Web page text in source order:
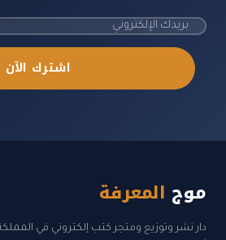
اشترك الآن
موج المعرفة
دار نشر وتوزيع ومتجر كتب إلكتروني في